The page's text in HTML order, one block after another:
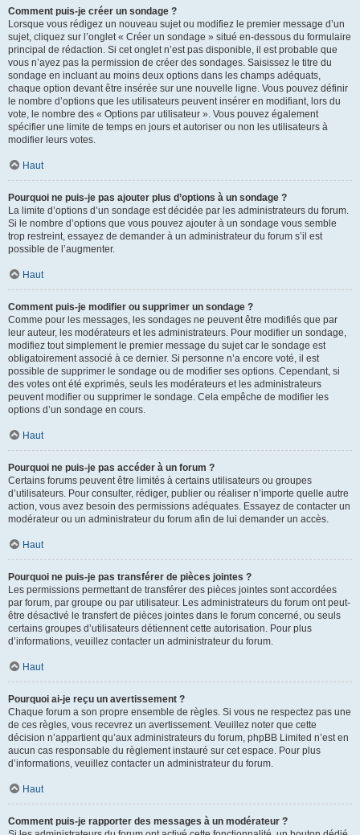
Comment puis-je créer un sondage ?
Lorsque vous rédigez un nouveau sujet ou modifiez le premier message d’un
sujet, cliquez sur l’onglet « Créer un sondage » situé en-dessous du formulaire
principal de rédaction. Si cet onglet n’est pas disponible, il est probable que
vous n’ayez pas la permission de créer des sondages. Saisissez le titre du
sondage en incluant au moins deux options dans les champs adéquats,
chaque option devant être insérée sur une nouvelle ligne. Vous pouvez définir
le nombre d’options que les utilisateurs peuvent insérer en modifiant, lors du
vote, le nombre des « Options par utilisateur ». Vous pouvez également
spécifier une limite de temps en jours et autoriser ou non les utilisateurs à
modifier leurs votes.
Haut
Pourquoi ne puis-je pas ajouter plus d’options à un sondage ?
La limite d’options d’un sondage est décidée par les administrateurs du forum.
Si le nombre d’options que vous pouvez ajouter à un sondage vous semble
trop restreint, essayez de demander à un administrateur du forum s’il est
possible de l’augmenter.
Haut
Comment puis-je modifier ou supprimer un sondage ?
Comme pour les messages, les sondages ne peuvent être modifiés que par
leur auteur, les modérateurs et les administrateurs. Pour modifier un sondage,
modifiez tout simplement le premier message du sujet car le sondage est
obligatoirement associé à ce dernier. Si personne n’a encore voté, il est
possible de supprimer le sondage ou de modifier ses options. Cependant, si
des votes ont été exprimés, seuls les modérateurs et les administrateurs
peuvent modifier ou supprimer le sondage. Cela empêche de modifier les
options d’un sondage en cours.
Haut
Pourquoi ne puis-je pas accéder à un forum ?
Certains forums peuvent être limités à certains utilisateurs ou groupes
d’utilisateurs. Pour consulter, rédiger, publier ou réaliser n’importe quelle autre
action, vous avez besoin des permissions adéquates. Essayez de contacter un
modérateur ou un administrateur du forum afin de lui demander un accès.
Haut
Pourquoi ne puis-je pas transférer de pièces jointes ?
Les permissions permettant de transférer des pièces jointes sont accordées
par forum, par groupe ou par utilisateur. Les administrateurs du forum ont peut-
être désactivé le transfert de pièces jointes dans le forum concerné, ou seuls
certains groupes d’utilisateurs détiennent cette autorisation. Pour plus
d’informations, veuillez contacter un administrateur du forum.
Haut
Pourquoi ai-je reçu un avertissement ?
Chaque forum a son propre ensemble de règles. Si vous ne respectez pas une
de ces règles, vous recevrez un avertissement. Veuillez noter que cette
décision n’appartient qu’aux administrateurs du forum, phpBB Limited n’est en
aucun cas responsable du règlement instauré sur cet espace. Pour plus
d’informations, veuillez contacter un administrateur du forum.
Haut
Comment puis-je rapporter des messages à un modérateur ?